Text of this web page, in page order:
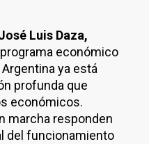
Luis Daza,
económico
ya está
profunda que
económicos.
marcha responden
del funcionamiento